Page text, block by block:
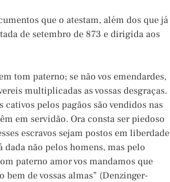
que o atestam, além dos que já
de setembro de 873 e dirigida aos
tom paterno; se não vos emendardes,
multiplicadas as vossas desgraças.
pelos pagãos são vendidos nas
em servidão. Ora consta ser piedoso
escravos sejam postos em liberdade
dada não pelos homens, mas pelo
paterno amor vos mandamos que
de vossas almas” (Denzinger-